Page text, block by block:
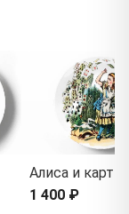
Алиса и карты
1 400 ₽